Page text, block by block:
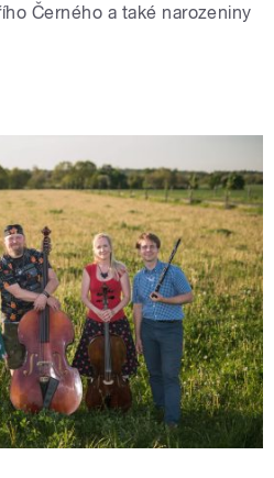
Černého a také narozeniny